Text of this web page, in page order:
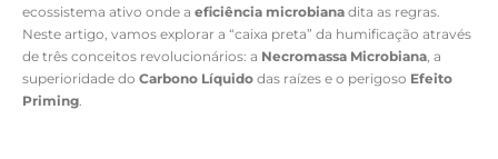
ecossistema ativo onde a eficiência microbiana dita as regras.
Neste artigo, vamos explorar a “caixa preta” da humificação através
de três conceitos revolucionários: a Necromassa Microbiana, a
superioridade do Carbono Líquido das raízes e o perigoso Efeito
Priming.